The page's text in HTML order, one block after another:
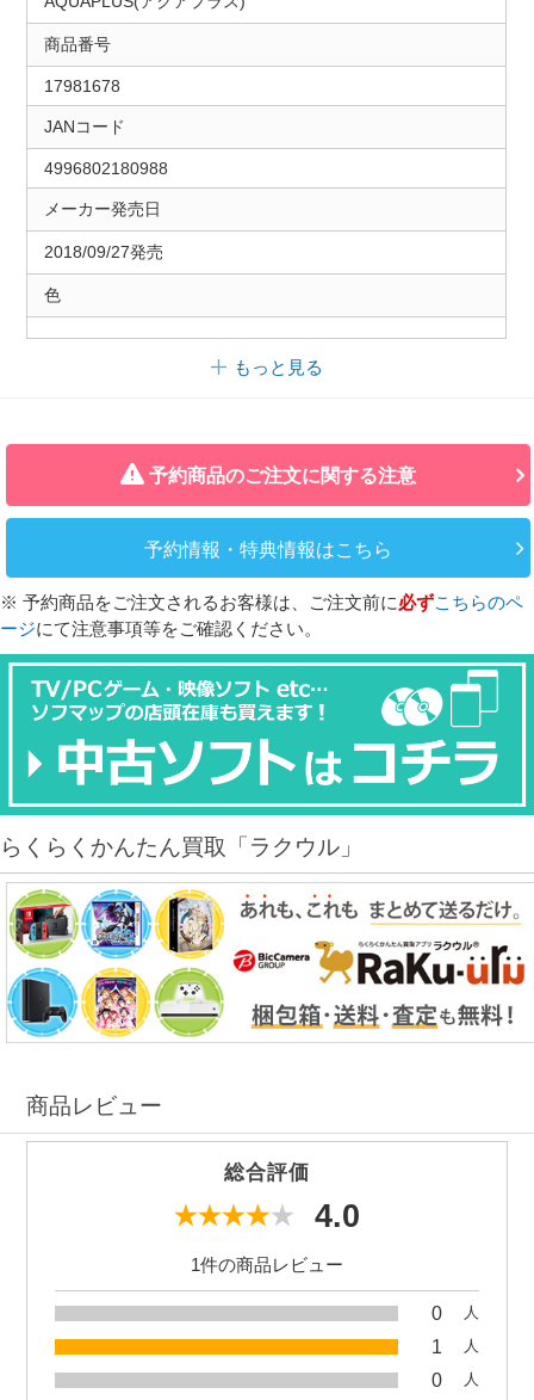
商品番号
17981678
JANコード
4996802180988
メーカー発売日
2018/09/27発売
色
もっと見る
予約商品のご注文に関する注意
予約情報・特典情報はこちら
※ 予約商品をご注文されるお客様は、ご注文前に必ずこちらのペ
ージにて注意事項等をご確認ください。
らくらくかんたん買取「ラクウル」
商品レビュー
総合評価
4.0
1件の商品レビュー
0 人
1 人
0 人